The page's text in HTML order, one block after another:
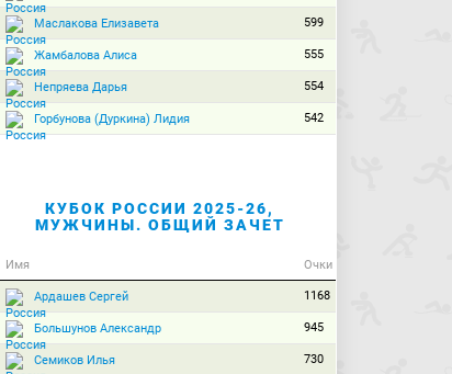
Маслакова Елизавета 599
Жамбалова Алиса 555
Непряева Дарья 554
Горбунова (Дуркина) Лидия 542
КУБОК РОССИИ 2025-26,
МУЖЧИНЫ. ОБЩИЙ ЗАЧЕТ
Имя Очки
Ардашев Сергей 1168
Большунов Александр 945
Семиков Илья 730